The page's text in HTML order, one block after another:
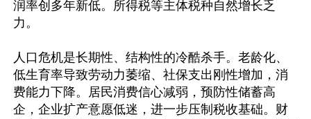
润率创多年新低。所得税等主体税种自然增长乏
力。
人口危机是长期性、结构性的冷酷杀手。老龄化、
低生育率导致劳动力萎缩、社保支出刚性增加，消
费能力下降。居民消费信心减弱，预防性储蓄高
企，企业扩产意愿低迷，进一步压制税收基础。财